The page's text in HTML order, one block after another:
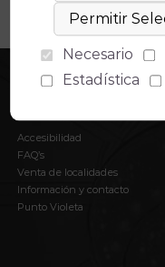
INFORMACIÓN
Accesibilidad
FAQ’s
Venta de localidades
Información y contacto
Punto Violeta
Necesario
Estadística